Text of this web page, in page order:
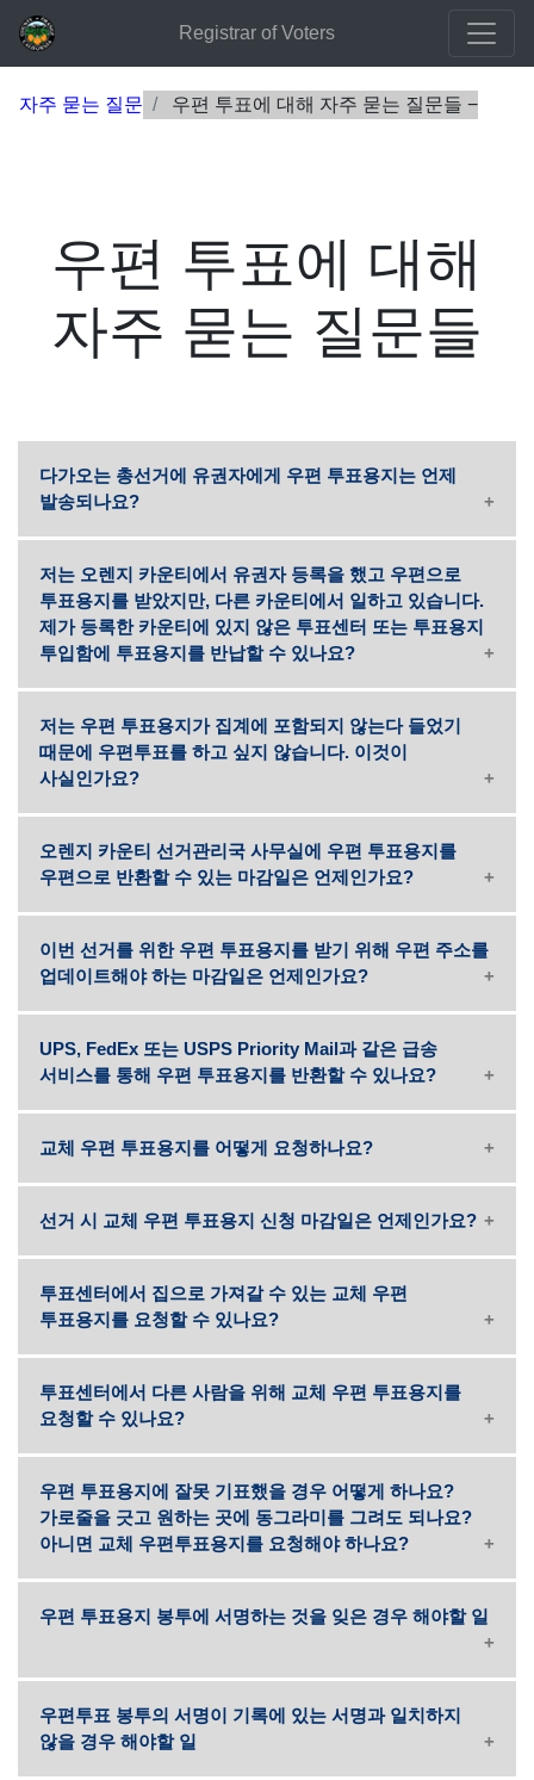
Registrar of Voters
자주 묻는 질문 우편 투표에 대해 자주 묻는 질문들
우편 투표에 대해
자주 묻는 질문들
다가오는 총선거에 유권자에게 우편 투표용지는 언제
발송되나요?
저는 오렌지 카운티에서 유권자 등록을 했고 우편으로
투표용지를 받았지만, 다른 카운티에서 일하고 있습니다.
제가 등록한 카운티에 있지 않은 투표센터 또는 투표용지
투입함에 투표용지를 반납할 수 있나요?
저는 우편 투표용지가 집계에 포함되지 않는다 들었기
때문에 우편투표를 하고 싶지 않습니다. 이것이
사실인가요?
오렌지 카운티 선거관리국 사무실에 우편 투표용지를
우편으로 반환할 수 있는 마감일은 언제인가요?
이번 선거를 위한 우편 투표용지를 받기 위해 우편 주소를
업데이트해야 하는 마감일은 언제인가요?
UPS, FedEx 또는 USPS Priority Mail과 같은 급송
서비스를 통해 우편 투표용지를 반환할 수 있나요?
교체 우편 투표용지를 어떻게 요청하나요?
선거 시 교체 우편 투표용지 신청 마감일은 언제인가요?
투표센터에서 집으로 가져갈 수 있는 교체 우편
투표용지를 요청할 수 있나요?
투표센터에서 다른 사람을 위해 교체 우편 투표용지를
요청할 수 있나요?
우편 투표용지에 잘못 기표했을 경우 어떻게 하나요?
가로줄을 긋고 원하는 곳에 동그라미를 그려도 되나요?
아니면 교체 우편투표용지를 요청해야 하나요?
우편 투표용지 봉투에 서명하는 것을 잊은 경우 해야할 일
우편투표 봉투의 서명이 기록에 있는 서명과 일치하지
않을 경우 해야할 일